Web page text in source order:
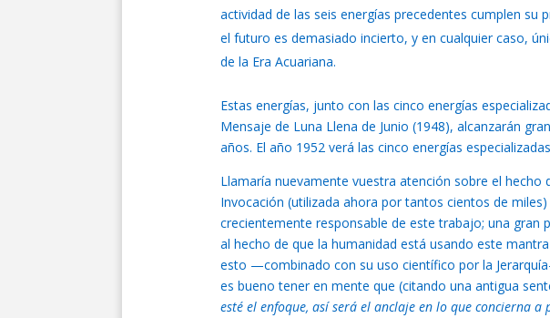
actividad de las seis energías precedentes cumplen
el futuro es demasiado incierto, y en cualquier caso,
de la Era Acuariana.
Estas energías, junto con las cinco energías
Mensaje de Luna Llena de Junio (1948), alcanzarán
años. El año 1952 verá las cinco energías
Llamaría nuevamente vuestra atención sobre el hecho
Invocación (utilizada ahora por tantos cientos de miles)
crecientemente responsable de este trabajo; una gran
al hecho de que la humanidad está usando este
esto —combinado con su uso científico por la
es bueno tener en mente que (citando una antigua
esté el enfoque, así será el anclaje en lo que concierna